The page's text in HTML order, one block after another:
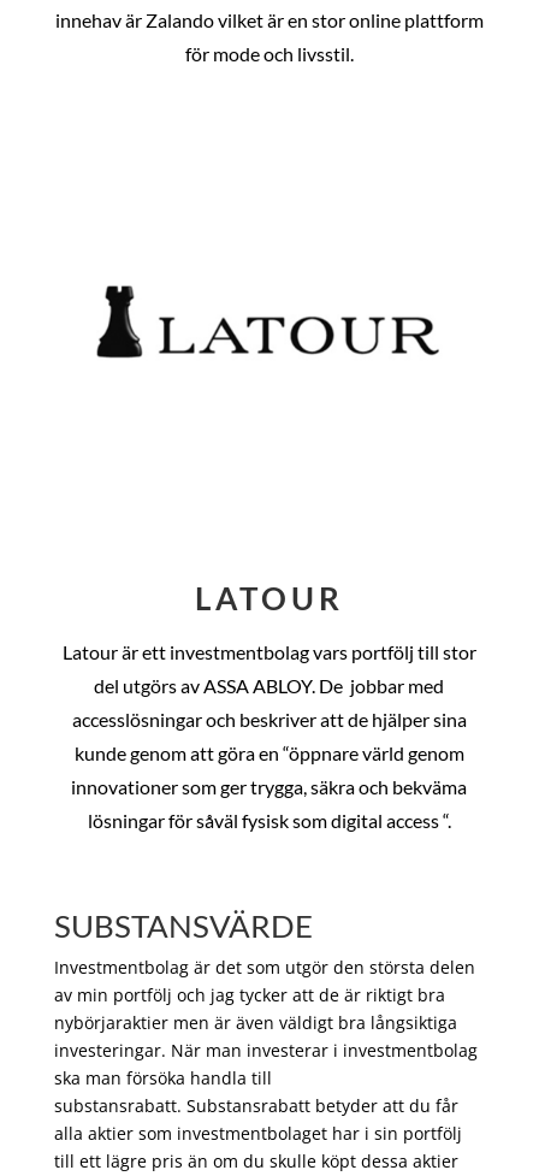
innehav är Zalando vilket är en stor online plattform
för mode och livsstil.
LATOUR
Latour är ett investmentbolag vars portfölj till stor
del utgörs av ASSA ABLOY. De jobbar med
accesslösningar och beskriver att de hjälper sina
kunde genom att göra en “öppnare värld genom
innovationer som ger trygga, säkra och bekväma
lösningar för såväl fysisk som digital access “.
SUBSTANSVÄRDE
Investmentbolag är det som utgör den största delen
av min portfölj och jag tycker att de är riktigt bra
nybörjaraktier men är även väldigt bra långsiktiga
investeringar. När man investerar i investmentbolag
ska man försöka handla till
substansrabatt. Substansrabatt betyder att du får
alla aktier som investmentbolaget har i sin portfölj
till ett lägre pris än om du skulle köpt dessa aktier